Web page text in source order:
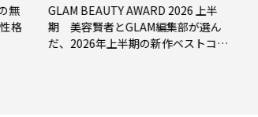
GLAM BEAUTY AWARD 2026 上半
期 美容賢者とGLAM編集部が選ん
だ、2026年上半期の新作ベストコス